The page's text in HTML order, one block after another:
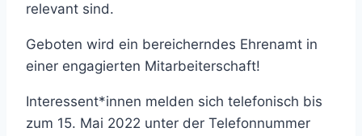
relevant sind.
Geboten wird ein bereicherndes Ehrenamt in
einer engagierten Mitarbeiterschaft!
Interessent*innen melden sich telefonisch bis
zum 15. Mai 2022 unter der Telefonnummer